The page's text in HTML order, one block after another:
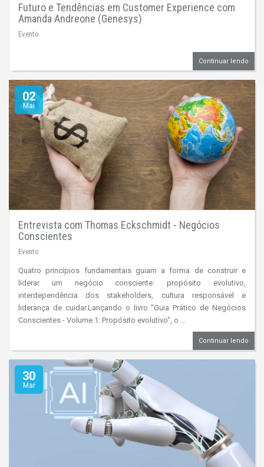
Futuro e Tendências em Customer Experience com
Amanda Andreone (Genesys)
Evento
Continuar lendo
02
Mai
Entrevista com Thomas Eckschmidt - Negócios
Conscientes
Evento
Quatro princípios fundamentais guiam a forma de construir e
liderar um negócio consciente: propósito evolutivo,
interdependência dos stakeholders, cultura responsável e
liderança de cuidar.Lançando o livro "Guia Prático de Negócios
Conscientes - Volume 1: Propósito evolutivo", o ...
Continuar lendo
30
Mar